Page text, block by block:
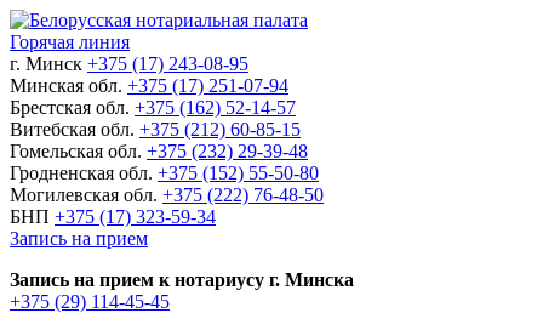
Горячая линия
г. Минск +375 (17) 243-08-95
Минская обл. +375 (17) 251-07-94
Брестская обл. +375 (162) 52-14-57
Витебская обл. +375 (212) 60-85-15
Гомельская обл. +375 (232) 29-39-48
Гродненская обл. +375 (152) 55-50-80
Могилевская обл. +375 (222) 76-48-50
БНП +375 (17) 323-59-34
Запись на прием
Запись на прием к нотариусу г. Минска
+375 (29) 114-45-45